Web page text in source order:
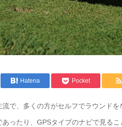
Hatena Pocket
で、多くの方がセルフでラウンド
あったり、GPSタイプのナビで見る